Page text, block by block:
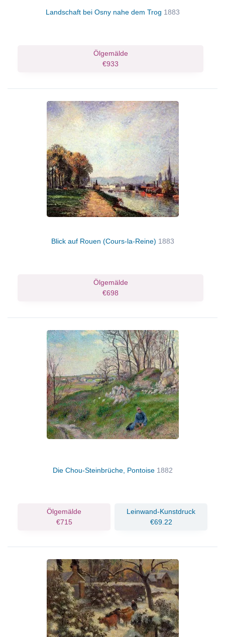
Landschaft bei Osny nahe dem Trog 1883
Ölgemälde
€933
Blick auf Rouen (Cours-la-Reine) 1883
Ölgemälde
€698
Die Chou-Steinbrüche, Pontoise 1882
Ölgemälde
€715
Leinwand-Kunstdruck
€69.22